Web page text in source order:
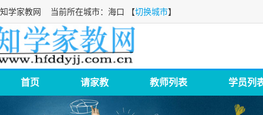
知学家教网 当前所在城市：海口 【切换城市】
首页 请家教 教师列表 学员列